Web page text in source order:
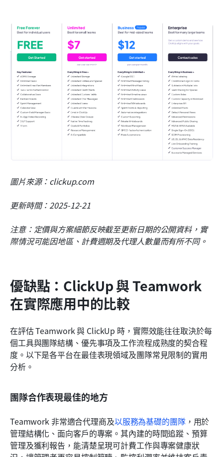
圖片來源：clickup.com
更新時間：2025-12-21
注意：定價與方案細節反映截至更新日期的公開資料，實
際情況可能因地區、計費週期及代理人數量而有所不同。
優缺點：ClickUp 與 Teamwork
在實際應用中的比較
在評估 Teamwork 與 ClickUp 時，實際效能往往取決於每
個工具與團隊結構、優先事項及工作流程成熟度的契合程
度。以下是各平台在最佳表現領域及團隊常見限制的實用
分析。
團隊合作表現最佳的地方
Teamwork 非常適合代理商及以服務為基礎的團隊，用於
管理結構化、面向客戶的專案。其內建的時間追蹤、預算
管理及獲利報告，能清楚呈現可計費工作與專案健康狀